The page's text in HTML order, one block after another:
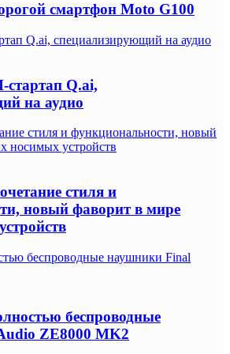
смартфон Moto G100
Q.ai, специализирующий на аудио
Q.ai,
на аудио
стиля и функциональности, новый
носимых устройств
стиля и
новый фаворит в мире
беспроводные наушники Final
беспроводные
ZE8000 MK2